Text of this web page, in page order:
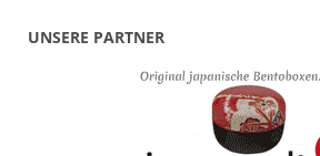
UNSERE PARTNER